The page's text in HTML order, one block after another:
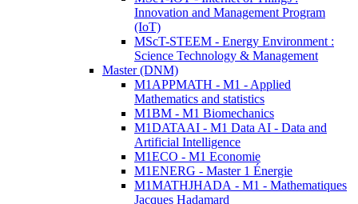
Innovation and Management Program
(IoT)
MScT-STEEM - Energy Environment :
Science Technology & Management
Master (DNM)
M1APPMATH - M1 - Applied
Mathematics and statistics
M1BM - M1 Biomechanics
M1DATAAI - M1 Data AI - Data and
Artificial Intelligence
M1ECO - M1 Economie
M1ENERG - Master 1 Énergie
M1MATHJHADA - M1 - Mathematiques
Jacques Hadamard